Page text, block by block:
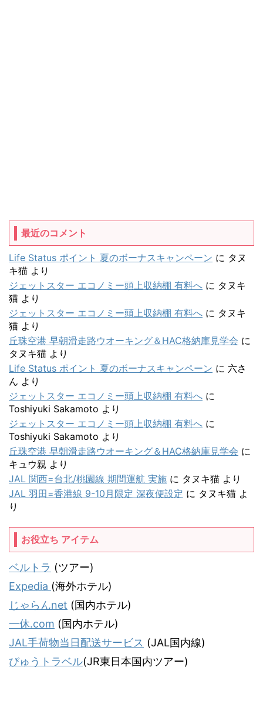
最近のコメント
Life Status ポイント 夏のボーナスキャンペーン に タヌ
キ猫 より
ジェットスター エコノミー頭上収納棚 有料へ に タヌキ
猫 より
ジェットスター エコノミー頭上収納棚 有料へ に タヌキ
猫 より
丘珠空港 早朝滑走路ウオーキング＆HAC格納庫見学会 に
タヌキ猫 より
Life Status ポイント 夏のボーナスキャンペーン に 六さ
ん より
ジェットスター エコノミー頭上収納棚 有料へ に
Toshiyuki Sakamoto より
ジェットスター エコノミー頭上収納棚 有料へ に
Toshiyuki Sakamoto より
丘珠空港 早朝滑走路ウオーキング＆HAC格納庫見学会 に
キュウ親 より
JAL 関西=台北/桃園線 期間運航 実施 に タヌキ猫 より
JAL 羽田=香港線 9-10月限定 深夜便設定 に タヌキ猫 よ
り
お役立ち アイテム
ベルトラ (ツアー)
Expedia (海外ホテル)
じゃらんnet (国内ホテル)
一休.com (国内ホテル)
JAL手荷物当日配送サービス (JAL国内線)
びゅうトラベル(JR東日本国内ツアー)